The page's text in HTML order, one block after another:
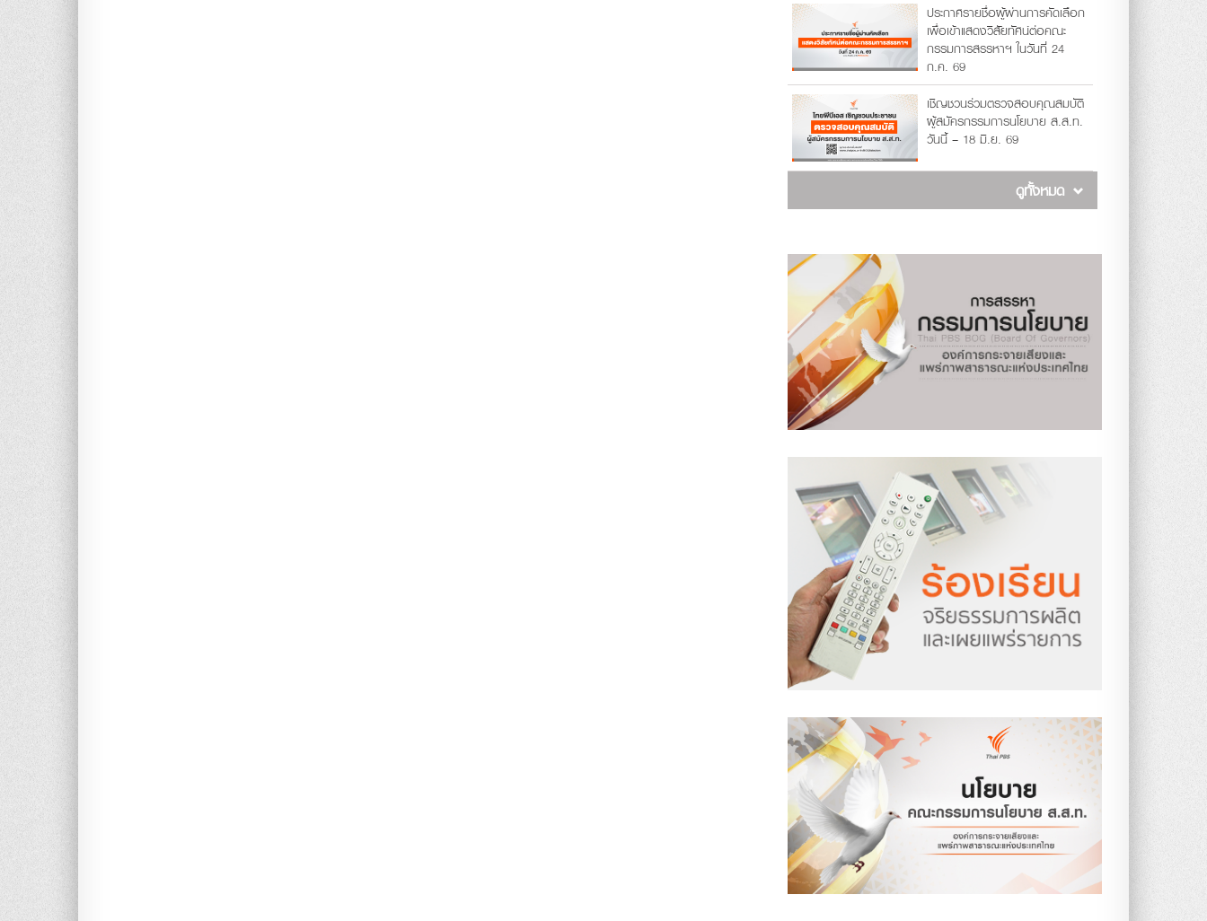
ประกาศรายชื่อผู้ผ่านการคัดเลือก
เพื่อเข้าแสดงวิสัยทัศน์ต่อคณะ
กรรมการสรรหาฯ ในวันที่ 24
ก.ค. 69
เชิญชวนร่วมตรวจสอบคุณสมบัติ
ผู้สมัครกรรมการนโยบาย ส.ส.ท.
วันนี้ – 18 มิ.ย. 69
ดูทั้งหมด